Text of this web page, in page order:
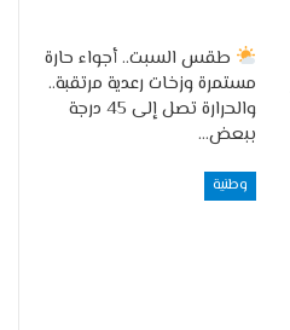
طقس السبت.. أجواء حارة
مستمرة وزخات رعدية مرتقبة..
والحرارة تصل إلى 45 درجة
ببعض…
وطنية